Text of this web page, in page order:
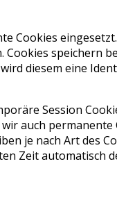
Cookies
diesem eine
Session
auch
je nach Art des
Zeit automatisch